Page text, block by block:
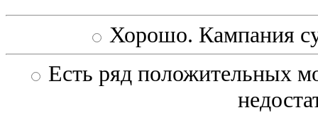
Хорошо. Кампания
Есть ряд положительных